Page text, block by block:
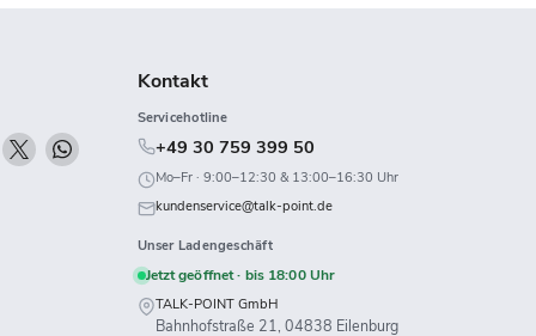
FindenFinden
Kontakt
Servicehotline
+49 30 759 399 50
Mo–Fr · 9:00–12:30 & 13:00–16:30 Uhr
kundenservice@talk-point.de
Unser Ladengeschäft
Jetzt geöffnet · bis 18:00 Uhr
TALK-POINT GmbH
Bahnhofstraße 21, 04838 Eilenburg